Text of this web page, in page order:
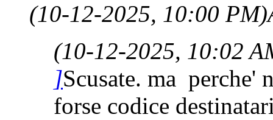
(10-12-2025, 10:00 PM)
(10-12-2025, 10:02
]Scusate. ma perche'
forse codice